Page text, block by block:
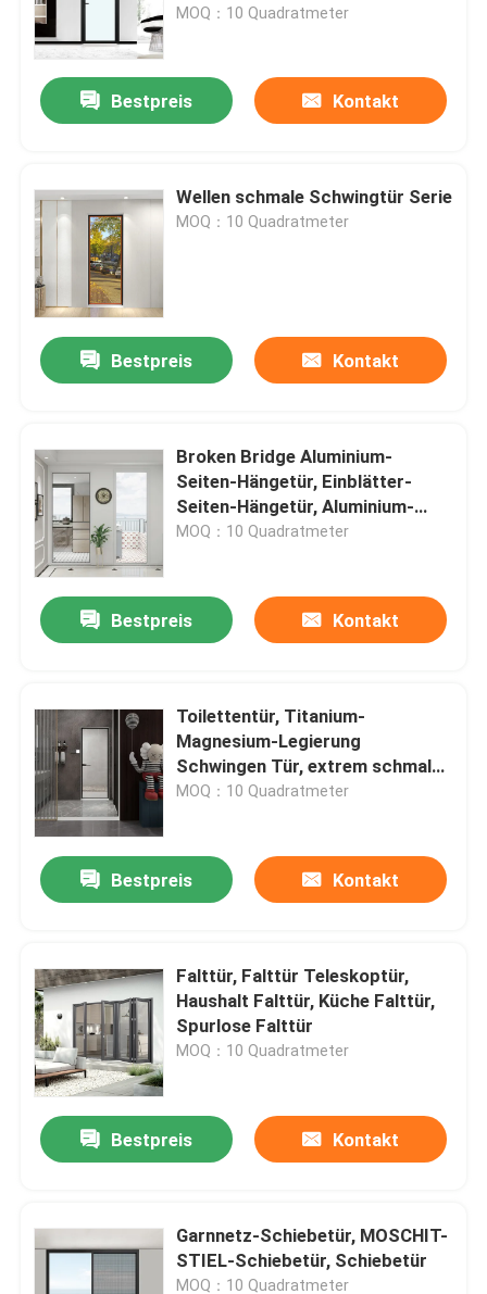
Haus
Videos
MOQ：10 Quadratmeter
Bestpreis Kontakt
Wellen schmale Schwingtür Serie
MOQ：10 Quadratmeter
Bestpreis Kontakt
Broken Bridge Aluminium-
Seiten-Hängetür, Einblätter-
Seiten-Hängetür, Aluminium-
Legierung Seiten-Hängetür
MOQ：10 Quadratmeter
Bestpreis Kontakt
Toilettentür, Titanium-
Magnesium-Legierung
Schwingen Tür, extrem schmale
Schwingen Tür, Glas Schwingen
MOQ：10 Quadratmeter
Bestpreis Kontakt
Falttür, Falttür Teleskoptür,
Haushalt Falttür, Küche Falttür,
Spurlose Falttür
MOQ：10 Quadratmeter
Bestpreis Kontakt
Garnnetz-Schiebetür, MOSCHIT-
STIEL-Schiebetür, Schiebetür
MOQ：10 Quadratmeter